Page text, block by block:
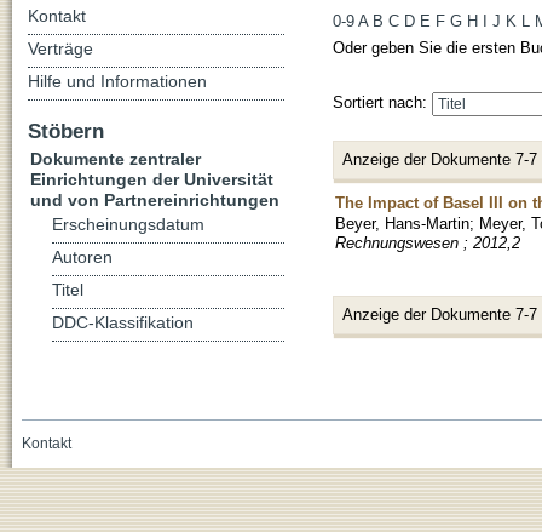
0-9 A B C D E F G H J K L
Oder geben Sie die ersten
Sortiert nach:
Anzeige der Dokumente 7-7
The Impact of Basel III on
Beyer, Hans-Martin; Meyer,
Rechnungswesen ; 2012,2
Anzeige der Dokumente 7-7
Kontakt
Verträge
Hilfe und Informationen
Stöbern
Dokumente zentraler
Einrichtungen der Universität
und von Partnereinrichtungen
Erscheinungsdatum
Autoren
Titel
DDC-Klassifikation
Kontakt